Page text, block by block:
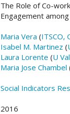
The Role of Co-
Engagement
Maria Vera (ITSCO,
Isabel M. Martinez (
Laura Lorente (U
Maria Jose Chambel
Social Indicators
2016